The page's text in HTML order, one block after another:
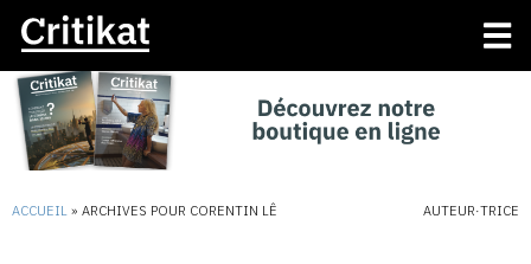
ACCUEIL » ARCHIVES POUR CORENTIN LÊ AUTEUR·TRICE